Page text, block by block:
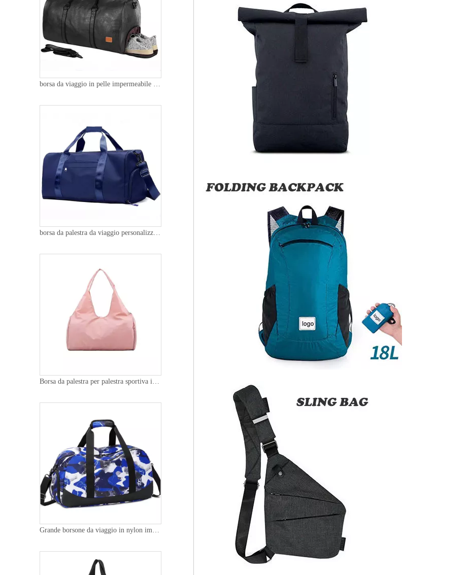
borsa da viaggio in pelle impermeabile con scomparto per scarpe, ampio spazio, manico da uomo, borsone da palestra per il fine settimana
borsa da palestra da viaggio personalizzata portatile impermeabile borsa da viaggio da palestra per weekender da ballo sportivo a tracolla
Borsa da palestra per palestra sportiva impermeabile in nylon alla moda con borsa da viaggio da donna con logo personalizzabile
Grande borsone da viaggio in nylon impermeabile unisex personalizzato con logo fitness asciutto bagnato separato palestra da viaggio con scomparto per scarpe